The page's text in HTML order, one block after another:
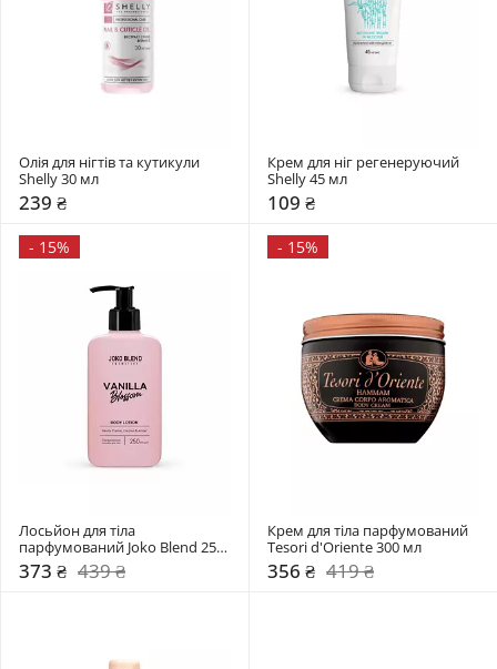
Олія для нігтів та кутикули
239 ₴
Крем для ніг регенеруючий
109 ₴
- 15%
Лосьйон для тіла
парфумований Joko Blend 250
мл
373 ₴ 439 ₴
- 15%
Крем для тіла парфумований
356 ₴ 419 ₴